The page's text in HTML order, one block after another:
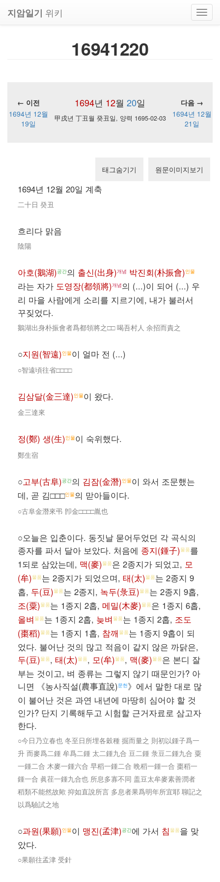
지암일기 위키
16941220
1694년 12월 20일
← 이전
다음 →
1694년 12월
19일
甲戌년 丁丑월 癸丑일, 양력 1695-02-03
1694년 12월
21일
태그숨기기 원문이미지보기
1694년 12월 20일 계축
二十日 癸丑
흐리다 맑음
陰陽
아호(鵝湖)공간의 출신(出身)개념 박진회(朴振會)인물
라는 자가 도영장(都領將)개념의 (...)이 되어 (...) 우
리 마을 사람에게 소리를 지르기에, 내가 불러서
꾸짖었다.
鵝湖出身朴振會者爲都領將之□□ 喝吾村人 余招而責之
○지원(智遠)인물이 얼마 전 (...)
○智遠頃往省□□□□
김삼달(金三達)인물이 왔다.
金三達來
정(鄭) 생(生)인물이 숙위했다.
鄭生宿
○고부(古阜)공간의 김잠(金潛)인물이 와서 조문했는
데, 곧 김□□□인물의 맏아들이다.
○古阜金潛來弔 卽金□□□□胤也
○오늘은 입춘이다. 동짓날 묻어두었던 각 곡식의
종자를 파서 달아 보았다. 처음에 종지(鍾子)물품를
1되로 삼았는데, 맥(麥)물품은 2종지가 되었고, 모
(牟)물품는 2종지가 되었으며, 태(太)물품는 2종지 9
홉, 두(豆)물품는 2종지, 녹두(彔豆)물품는 2종지 9홉,
조(粟)물품는 1종지 2홉, 메밀(木麥)물품은 1종지 6홉,
올벼 물품는 1종지 2홉, 늦벼 물품는 1종지 2홉, 조도
(棗稻)물품는 1종지 1홉, 참깨 물품는 1종지 9홉이 되
었다. 불어난 것의 많고 적음이 같지 않은 까닭은,
두(豆)물품, 태(太)물품, 모(牟)물품, 맥(麥)물품은 본디 잘
부는 것이고, 벼 종류는 그렇지 않기 때문인가? 아
니면 《농사직설(農事直說)문헌》에서 말한 대로 많
이 불어난 것은 과연 내년에 마땅히 심어야 할 것
인가? 단지 기록해두고 시험할 근거자료로 삼고자
한다.
○今日乃立春也 冬至日所埋各穀種 掘而量之 則初以鍾子爲一
升 而麥爲二鍾 牟爲二鍾 太二鍾九合 豆二鍾 彔豆二鍾九合 粟
一鍾二合 木麥一鍾六合 早稻一鍾二合 晩稻一鍾一合 棗稻一
鍾一合 眞荏一鍾九合也 所息多寡不同 盖豆太牟麥素善潤者
稻類不能然故歟 抑如直說所言 多息者果爲明年所宜耶 聊記之
以爲驗試之地
○과원(果願)인물이 맹진(孟津)공간에 가서 침 물품을 맞
았다.
○果願往孟津 受針